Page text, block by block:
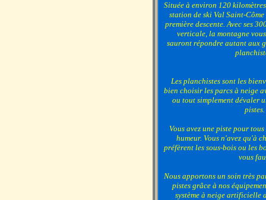
Située à environ 120
station de ski Val Saint-
première descente. Avec ses
verticale, la montagne
sauront répondre autant aux
Les planchistes sont les
bien choisir les parcs à neige
ou tout simplement dévaler
pistes.
Vous avez une piste pour
humeur. Vous n'avez qu'à
préfèrent les sous-bois ou les
vous
Nous apportons un soin très
pistes grâce à nos
système à neige artificielle